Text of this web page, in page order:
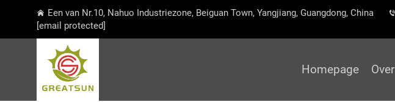
Een van Nr.10, Nahuo Industriezone, Beiguan Town, Yangjiang, Guangdong, China
[email protected]
Homepage Over